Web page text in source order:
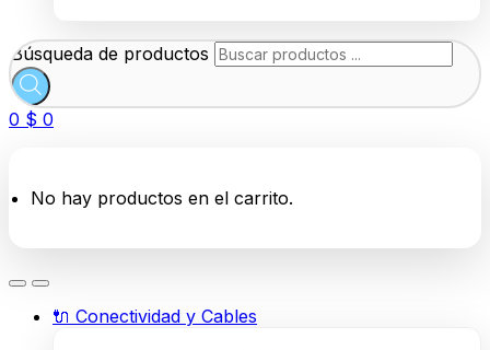
Búsqueda de productos
0 $ 0
No hay productos en el carrito.
🔌 Conectividad y Cables